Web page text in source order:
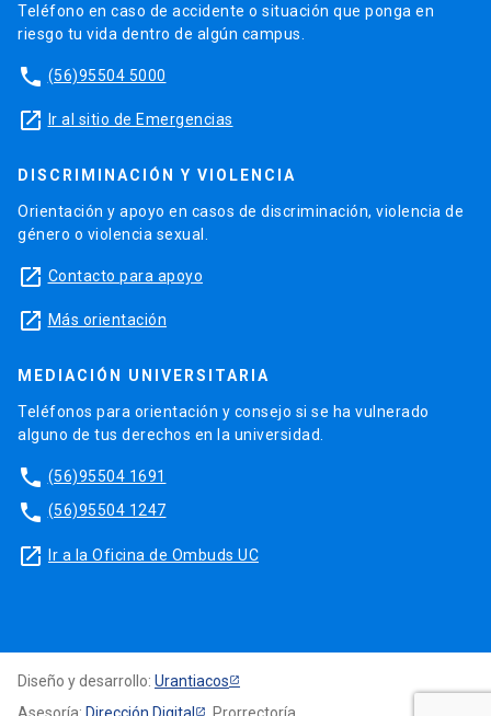
Teléfono en caso de accidente o situación que ponga en
riesgo tu vida dentro de algún campus.
phone (56)95504 5000
launch Ir al sitio de Emergencias
DISCRIMINACIÓN Y VIOLENCIA
Orientación y apoyo en casos de discriminación, violencia de
género o violencia sexual.
launch Contacto para apoyo
launch Más orientación
MEDIACIÓN UNIVERSITARIA
Teléfonos para orientación y consejo si se ha vulnerado
alguno de tus derechos en la universidad.
phone (56)95504 1691
phone (56)95504 1247
launch Ir a la Oficina de Ombuds UC
Diseño y desarrollo: Urantiacos
Asesoría: Dirección Digital , Prorrectoría